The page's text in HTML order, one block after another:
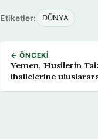
Etiketler: DÜNYA
← ÖNCEKI
Yemen, Husilerin
ihallelerine